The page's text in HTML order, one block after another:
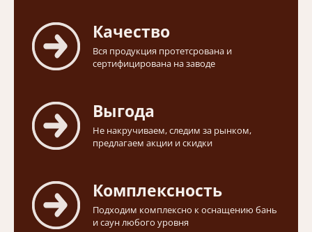
Качество
Вся продукция протетсрована и
сертифицирована на заводе
Выгода
Не накручиваем, следим за рынком,
предлагаем акции и скидки
Комплексность
Подходим комплексно к оснащению бань
и саун любого уровня